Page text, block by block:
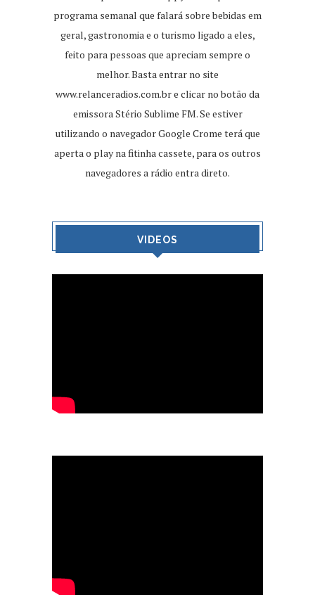
programa semanal que falará sobre bebidas em
geral, gastronomia e o turismo ligado a eles,
feito para pessoas que apreciam sempre o
melhor. Basta entrar no site
www.relanceradios.com.bre clicar no botão da
emissora Stério Sublime FM. Se estiver
utilizando o navegador Google Crome terá que
aperta o play na fitinha cassete, para os outros
navegadores a rádio entra direto.
VIDEOS